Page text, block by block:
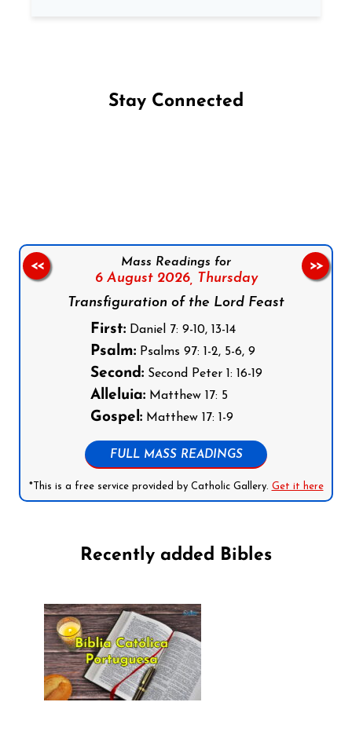
Stay Connected
Mass Readings for
6 August 2026,
Thursday
Transfiguration of the Lord Feast
First:Daniel 7: 9-10, 13-14
Psalm:Psalms 97: 1-2, 5-6, 9
Second:Second Peter 1: 16-19
Alleluia:Matthew 17: 5
Gospel:Matthew 17: 1-9
FULL MASS READINGS
*This is a free service provided by Catholic Gallery. Get it here
<< >>
Recently added Bibles